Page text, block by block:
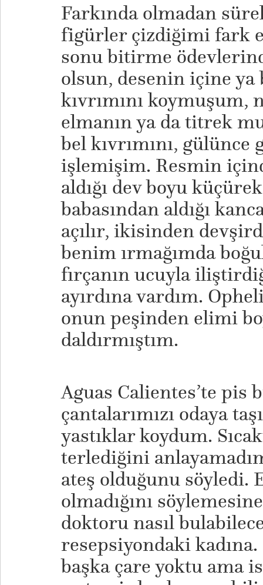
Farkında olmadan
figürler çizdiğimi fark
sonu bitirme
olsun, desenin içine ya
kıvrımını
elmanın ya da titrek
bel kıvrımını,
işlemişim. Resmin
aldığı dev boyu
babasından aldığı
açılır, ikisinden
benim ırmağımda
fırçanın ucuyla
ayırdına vardım.
onun peşinden elimi
daldırmıştım.
Aguas Calientes’te pis
çantalarımızı odaya
yastıklar koydum.
terlediğini
ateş olduğunu söyledi.
olmadığını
doktoru nasıl
resepsiyondaki
başka çare yoktu ama